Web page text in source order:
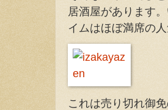
居酒屋があります
イムはほぼ満席の人
これは売り切れ御